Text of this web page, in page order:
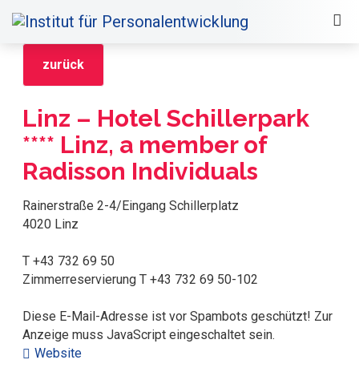
zurück
Linz – Hotel Schillerpark
**** Linz, a member of
Radisson Individuals
Rainerstraße 2-4/Eingang Schillerplatz
4020 Linz
T +43 732 69 50
Zimmerreservierung T +43 732 69 50-102
Diese E-Mail-Adresse ist vor Spambots geschützt! Zur
Anzeige muss JavaScript eingeschaltet sein.
Website